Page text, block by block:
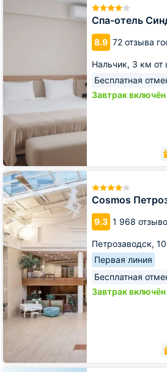
Спа-отель
8.9 72 отзыва
Нальчик, 3 км от
Бесплатная
Завтрак включён
Синдика
Cosmos
9.3 1 968
Петрозаводск,
Первая линия
Бесплатная
Завтрак включён
Cosmos
Петрозаводск
Отель